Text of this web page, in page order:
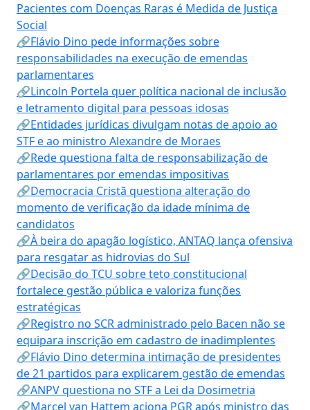
Pacientes com Doenças Raras é Medida de Justiça
Social
🔗Flávio Dino pede informações sobre
responsabilidades na execução de emendas
parlamentares
🔗Lincoln Portela quer política nacional de inclusão
e letramento digital para pessoas idosas
🔗Entidades jurídicas divulgam notas de apoio ao
STF e ao ministro Alexandre de Moraes
🔗Rede questiona falta de responsabilização de
parlamentares por emendas impositivas
🔗Democracia Cristã questiona alteração do
momento de verificação da idade mínima de
candidatos
🔗À beira do apagão logístico, ANTAQ lança ofensiva
para resgatar as hidrovias do Sul
🔗Decisão do TCU sobre teto constitucional
fortalece gestão pública e valoriza funções
estratégicas
🔗Registro no SCR administrado pelo Bacen não se
equipara inscrição em cadastro de inadimplentes
🔗Flávio Dino determina intimação de presidentes
de 21 partidos para explicarem gestão de emendas
🔗ANPV questiona no STF a Lei da Dosimetria
🔗Marcel van Hattem aciona PGR após ministro das